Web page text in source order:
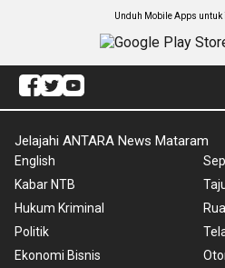
Unduh Mobile Apps untuk
Jelajahi ANTARA News Mataram
English
Kabar NTB
Hukum Kriminal
Politik
Ekonomi Bisnis